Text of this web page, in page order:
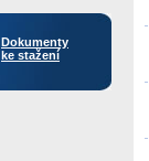
Dokumenty
ke stažení